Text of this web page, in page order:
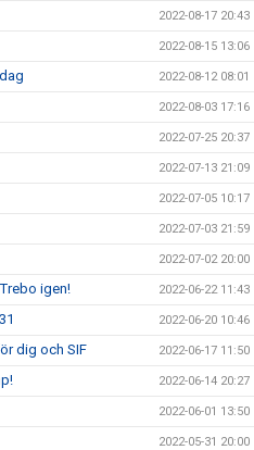
2022-08-17 20:43
2022-08-15 13:06
2022-08-12 08:01
2022-08-03 17:16
2022-07-25 20:37
2022-07-13 21:09
2022-07-05 10:17
2022-07-03 21:59
2022-07-02 20:00
igen! 2022-06-22 11:43
2022-06-20 10:46
dig och SIF 2022-06-17 11:50
2022-06-14 20:27
2022-06-01 13:50
2022-05-31 20:00